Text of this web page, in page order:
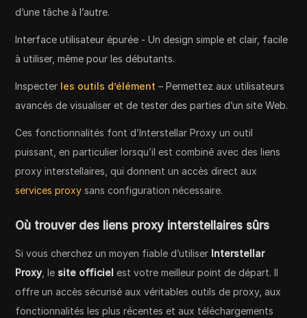
d’une tâche à l’autre.
Interface utilisateur épurée - Un design simple et clair, facile
à utiliser, même pour les débutants.
Inspecter les outils d’élément – Permettez aux utilisateurs
avancés de visualiser et de tester des parties d’un site Web.
Ces fonctionnalités font d’Interstellar Proxy un outil
puissant, en particulier lorsqu’il est combiné avec des liens
proxy interstellaires, qui donnent un accès direct aux
services proxy sans configuration nécessaire.
Où trouver des liens proxy interstellaires sûrs
Si vous cherchez un moyen fiable d’utiliser Interstellar
Proxy, le site officiel est votre meilleur point de départ. Il
offre un accès sécurisé aux véritables outils de proxy, aux
fonctionnalités les plus récentes et aux téléchargements